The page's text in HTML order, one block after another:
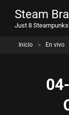
Steam
Just 8
Inicio > En vivo